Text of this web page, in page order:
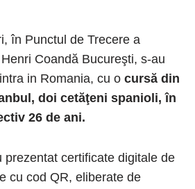
în Punctul de Trecere a
Coandă Bucureşti, s-au
in Romania, cu o cursă din
doi cetăţeni spanioli, în
26 de ani.
prezentat certificate digitale de
cu cod QR, eliberate de